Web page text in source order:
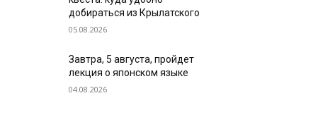
добираться из Крылатского
05.08.2026
Завтра, 5 августа, пройдет
лекция о японском языке
04.08.2026